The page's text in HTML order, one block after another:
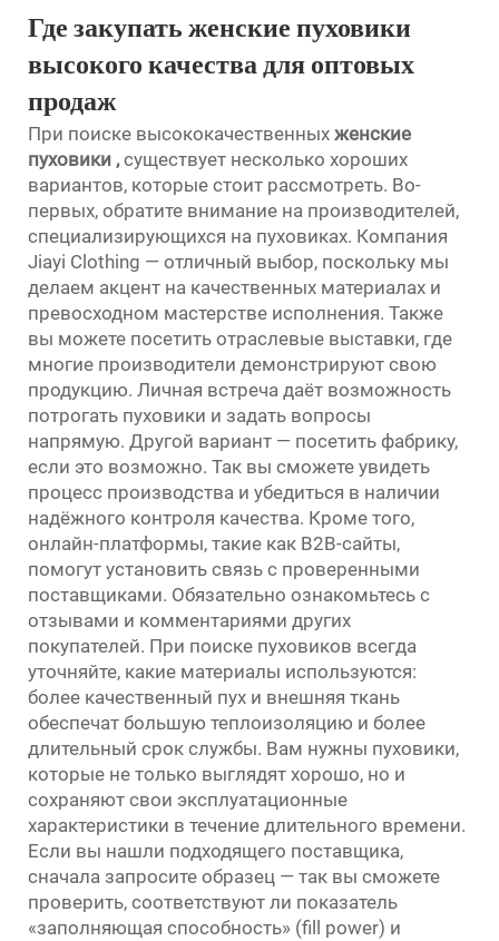
Где закупать женские пуховики
высокого качества для оптовых
продаж
При поиске высококачественных женские
пуховики ,существует несколько хороших
вариантов, которые стоит рассмотреть. Во-
первых, обратите внимание на производителей,
специализирующихся на пуховиках. Компания
Jiayi Clothing — отличный выбор, поскольку мы
делаем акцент на качественных материалах и
превосходном мастерстве исполнения. Также
вы можете посетить отраслевые выставки, где
многие производители демонстрируют свою
продукцию. Личная встреча даёт возможность
потрогать пуховики и задать вопросы
напрямую. Другой вариант — посетить фабрику,
если это возможно. Так вы сможете увидеть
процесс производства и убедиться в наличии
надёжного контроля качества. Кроме того,
онлайн-платформы, такие как B2B-сайты,
помогут установить связь с проверенными
поставщиками. Обязательно ознакомьтесь с
отзывами и комментариями других
покупателей. При поиске пуховиков всегда
уточняйте, какие материалы используются:
более качественный пух и внешняя ткань
обеспечат большую теплоизоляцию и более
длительный срок службы. Вам нужны пуховики,
которые не только выглядят хорошо, но и
сохраняют свои эксплуатационные
характеристики в течение длительного времени.
Если вы нашли подходящего поставщика,
сначала запросите образец — так вы сможете
проверить, соответствуют ли показатель
«заполняющая способность» (fill power) и